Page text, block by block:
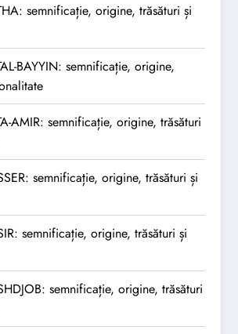
semnificație, origine, trăsături și
BAYYIN: semnificație, origine,
AMIR: semnificație, origine, trăsături
semnificație, origine, trăsături și
semnificație, origine, trăsături și
semnificație, origine, trăsături